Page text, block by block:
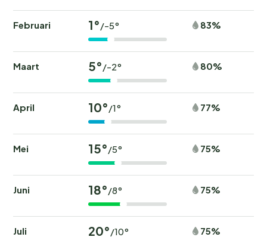
Februari 1°/-5° 83%
Maart 5°/-2° 80%
April 10°/1° 77%
Mei 15°/5° 75%
Juni 18°/8° 75%
Juli 20°/10° 75%